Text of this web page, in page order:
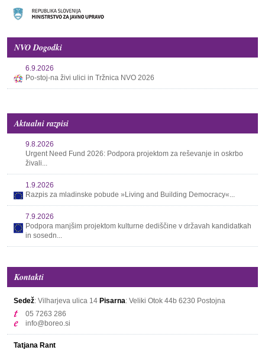
NVO Dogodki
6.9.2026
Po-stoj-na živi ulici in Tržnica NVO 2026
Aktualni razpisi
9.8.2026
Urgent Need Fund 2026: Podpora projektom za reševanje in oskrbo
živali...
1.9.2026
Razpis za mladinske pobude »Living and Building Democracy«...
7.9.2026
Podpora manjšim projektom kulturne dediščine v državah kandidatkah
in sosedn...
Kontakti
Sedež: Vilharjeva ulica 14 Pisarna: Veliki Otok 44b 6230 Postojna
05 7263 286
info@boreo.si
Tatjana Rant